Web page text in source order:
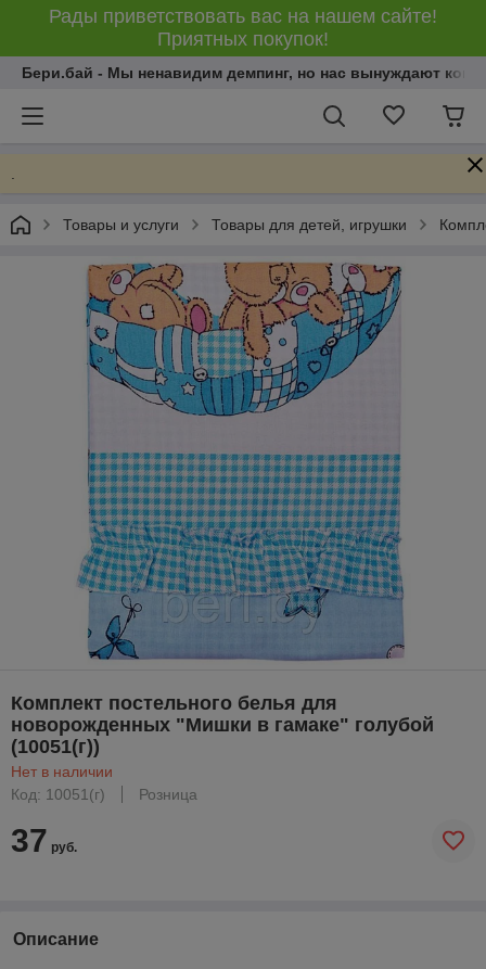
Рады приветствовать вас на нашем сайте!
Приятных покупок!
Бери.бай - Мы ненавидим демпинг, но нас вынуждают
Товары и услуги Товары для детей, игрушки
Комплект постельного белья для
новорожденных "Мишки в гамаке" голубой
(10051(г))
Нет в наличии
Код: 10051(г)
Розница
37 руб.
Описание